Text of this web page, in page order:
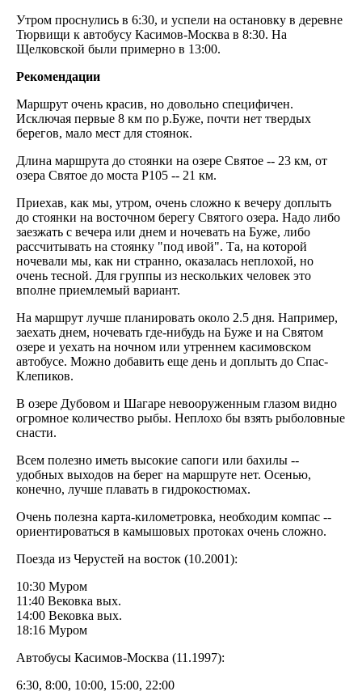
Утром проснулись в 6:30, и успели на остановку в деревне
Тюрвищи к автобусу Касимов-Москва в 8:30. На
Щелковской были примерно в 13:00.
Рекомендации
Маршрут очень красив, но довольно специфичен.
Исключая первые 8 км по р.Буже, почти нет твердых
берегов, мало мест для стоянок.
Длина маршрута до стоянки на озере Святое -- 23 км, от
озера Святое до моста Р105 -- 21 км.
Приехав, как мы, утром, очень сложно к вечеру доплыть
до стоянки на восточном берегу Святого озера. Надо либо
заезжать с вечера или днем и ночевать на Буже, либо
рассчитывать на стоянку "под ивой". Та, на которой
ночевали мы, как ни странно, оказалась неплохой, но
очень тесной. Для группы из нескольких человек это
вполне приемлемый вариант.
На маршрут лучше планировать около 2.5 дня. Например,
заехать днем, ночевать где-нибудь на Буже и на Святом
озере и уехать на ночном или утреннем касимовском
автобусе. Можно добавить еще день и доплыть до Спас-
Клепиков.
В озере Дубовом и Шагаре невооруженным глазом видно
огромное количество рыбы. Неплохо бы взять рыболовные
снасти.
Всем полезно иметь высокие сапоги или бахилы --
удобных выходов на берег на маршруте нет. Осенью,
конечно, лучше плавать в гидрокостюмах.
Очень полезна карта-километровка, необходим компас --
ориентироваться в камышовых протоках очень сложно.
Поезда из Черустей на восток (10.2001):
10:30 Муром
11:40 Вековка вых.
14:00 Вековка вых.
18:16 Муром
Автобусы Касимов-Москва (11.1997):
6:30, 8:00, 10:00, 15:00, 22:00